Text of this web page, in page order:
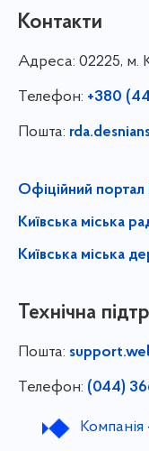
Контакти
Адреса: 02225, м.
Телефон: +380
Пошта:
Офіційний портал
Київська міська
Київська міська
Технічна
Пошта:
Телефон: (044)